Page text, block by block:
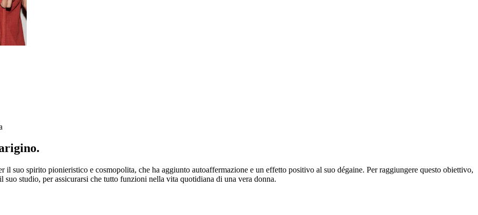
il suo spirito pionieristico e cosmopolita, che ha aggiunto autoaffermazione e un effetto positivo al suo dégaine. Per raggiungere questo obiettivo,
studio, per assicurarsi che tutto funzioni nella vita quotidiana di una vera donna.